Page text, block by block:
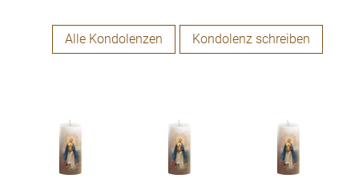
Alle Kondolenzen Kondolenz schreiben